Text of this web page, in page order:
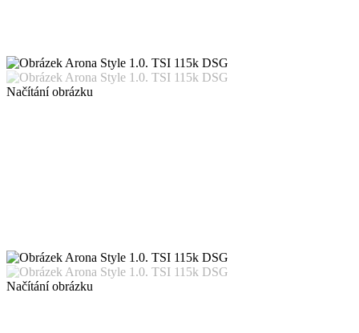
Načítání obrázku
Načítání obrázku